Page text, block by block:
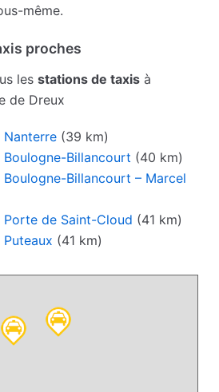
même.
proches
lesstations de taxis à
de Dreux
(39 km)
Billancourt (40 km)
Billancourt – Marcel
de Saint-Cloud (41 km)
(41 km)